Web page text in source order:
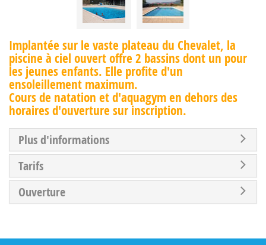
Implantée sur le vaste plateau du Chevalet, la
piscine à ciel ouvert offre 2 bassins dont un pour
les jeunes enfants. Elle profite d'un
ensoleillement maximum.
Cours de natation et d'aquagym en dehors des
horaires d'ouverture sur inscription.
Plus d'informations
Tarifs
Ouverture